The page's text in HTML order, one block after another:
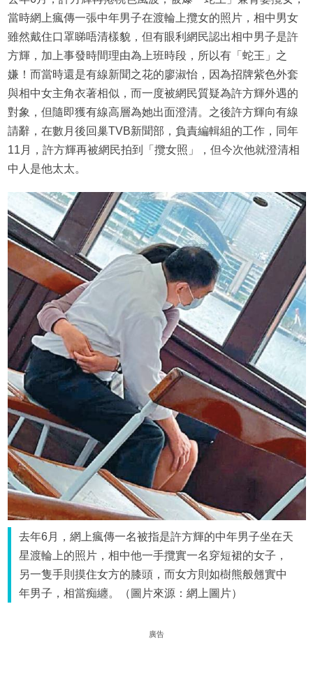
當時網上瘋傳一張中年男子在渡輪上攬女的照片，相中男女
雖然戴住口罩睇唔清樣貌，但有眼利網民認出相中男子是許
方輝，加上事發時間理由為上班時段，所以有「蛇王」之
嫌！而當時還是有線新聞之花的廖淑怡，因為招牌紫色外套
與相中女主角衣著相似，而一度被網民質疑為許方輝外遇的
對象，但隨即獲有線高層為她出面澄清。之後許方輝向有線
請辭，在數月後回巢TVB新聞部，負責編輯組的工作，同年
11月，許方輝再被網民拍到「攬女照」，但今次他就澄清相
中人是他太太。
去年6月，網上瘋傳一名被指是許方輝的中年男子坐在天
星渡輪上的照片，相中他一手攬實一名穿短裙的女子，
另一隻手則摸住女方的膝頭，而女方則如樹熊般翹實中
年男子，相當痴纏。（圖片來源：網上圖片）
廣告